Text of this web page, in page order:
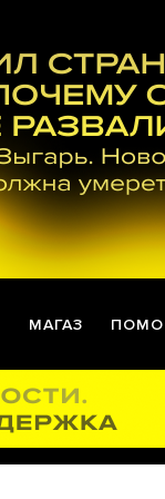
МАГАЗ